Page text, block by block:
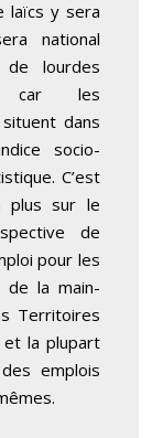
laïcs y sera
national
de lourdes
car les
dans
socio-
C’est
plus sur le
de
pour les
de la main-
Territoires
et la plupart
emplois